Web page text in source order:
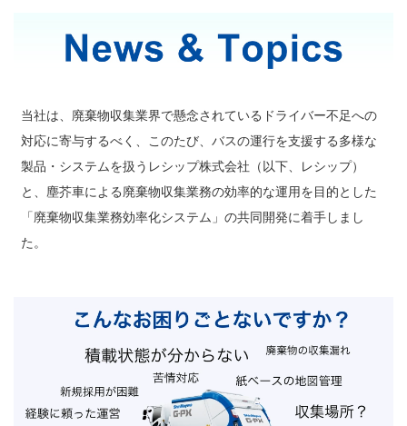
当社は、廃棄物収集業界で懸念されているドライバー不足への
対応に寄与するべく、このたび、バスの運行を支援する多様な
製品・システムを扱うレシップ株式会社（以下、レシップ）
と、塵芥車による廃棄物収集業務の効率的な運用を目的とした
「廃棄物収集業務効率化システム」の共同開発に着手しまし
た。